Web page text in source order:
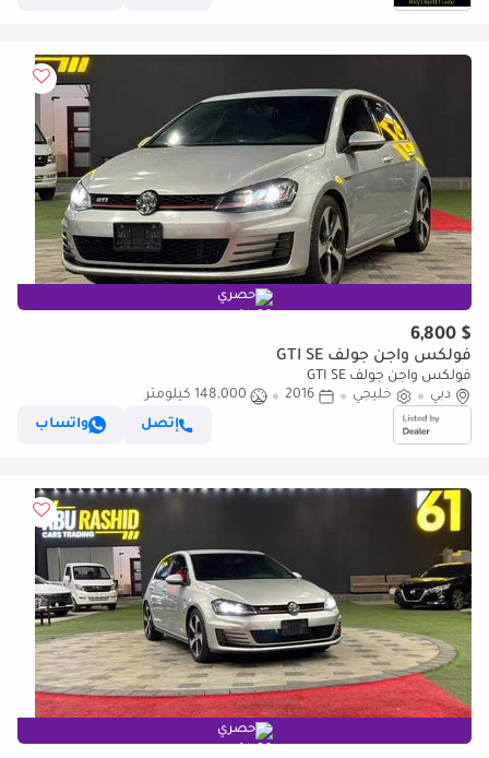
حصري
$ 6,800
فولكس واجن جولف GTI SE
فولكس واجن جولف GTI SE
دبي
خليجي 2016
148,000 كيلومتر
إتصل
واتساب
حصري